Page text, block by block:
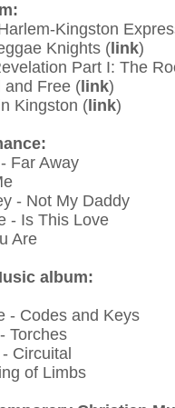
Kingston
Knights ( link)
Part I: The
and Free ( link)
Kingston ( link)
Far Away
- Not My Daddy
- Is This Love
Are
album:
- Codes and Keys
Torches
Circuital
of Limbs